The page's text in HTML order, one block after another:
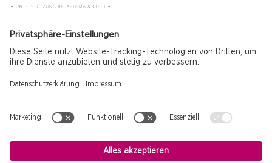
ASTHMA COPD FREIZEIT
Atemwegserkrankung (TEIL 1)
Fußzeile
Impressum
Datenschutz